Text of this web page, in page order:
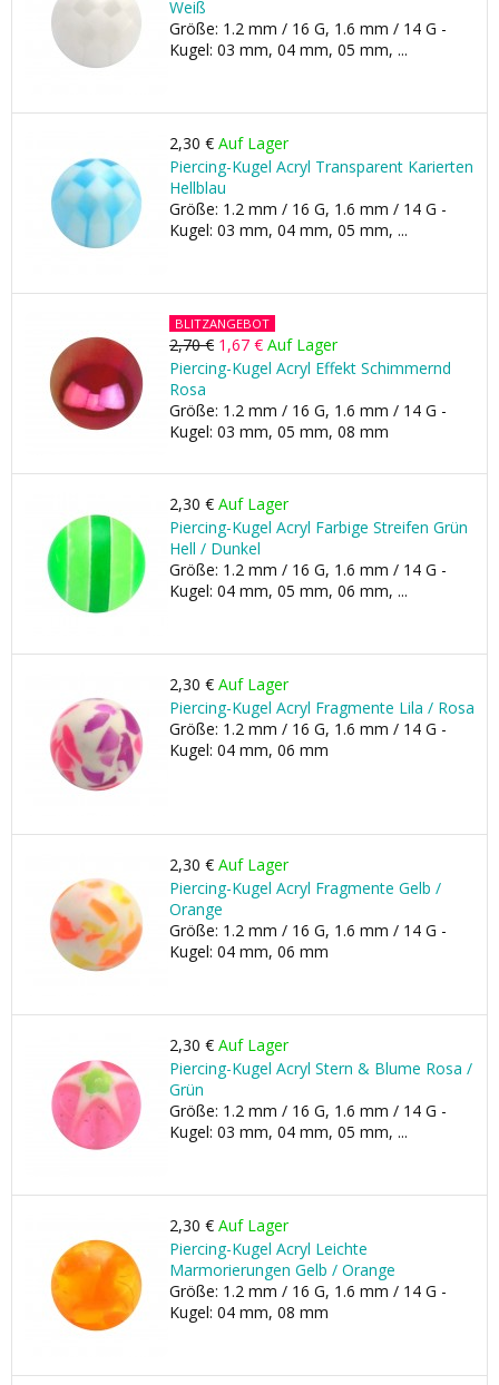
Weiß
Größe: 1.2 mm / 16 G, 1.6 mm / 14 G -
Kugel: 03 mm, 04 mm, 05 mm, ...
2,30 € Auf Lager
Piercing-Kugel Acryl Transparent Karierten
Hellblau
Größe: 1.2 mm / 16 G, 1.6 mm / 14 G -
Kugel: 03 mm, 04 mm, 05 mm, ...
BLITZANGEBOT
2,70 € 1,67 € Auf Lager
Piercing-Kugel Acryl Effekt Schimmernd
Rosa
Größe: 1.2 mm / 16 G, 1.6 mm / 14 G -
Kugel: 03 mm, 05 mm, 08 mm
2,30 € Auf Lager
Piercing-Kugel Acryl Farbige Streifen Grün
Hell / Dunkel
Größe: 1.2 mm / 16 G, 1.6 mm / 14 G -
Kugel: 04 mm, 05 mm, 06 mm, ...
2,30 € Auf Lager
Piercing-Kugel Acryl Fragmente Lila / Rosa
Größe: 1.2 mm / 16 G, 1.6 mm / 14 G -
Kugel: 04 mm, 06 mm
2,30 € Auf Lager
Piercing-Kugel Acryl Fragmente Gelb /
Orange
Größe: 1.2 mm / 16 G, 1.6 mm / 14 G -
Kugel: 04 mm, 06 mm
2,30 € Auf Lager
Piercing-Kugel Acryl Stern & Blume Rosa /
Grün
Größe: 1.2 mm / 16 G, 1.6 mm / 14 G -
Kugel: 03 mm, 04 mm, 05 mm, ...
2,30 € Auf Lager
Piercing-Kugel Acryl Leichte
Marmorierungen Gelb / Orange
Größe: 1.2 mm / 16 G, 1.6 mm / 14 G -
Kugel: 04 mm, 08 mm